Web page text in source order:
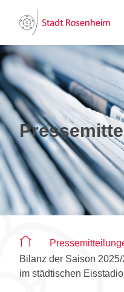
Sie befinden sich auf
Bilanz der Saison
im städtischen